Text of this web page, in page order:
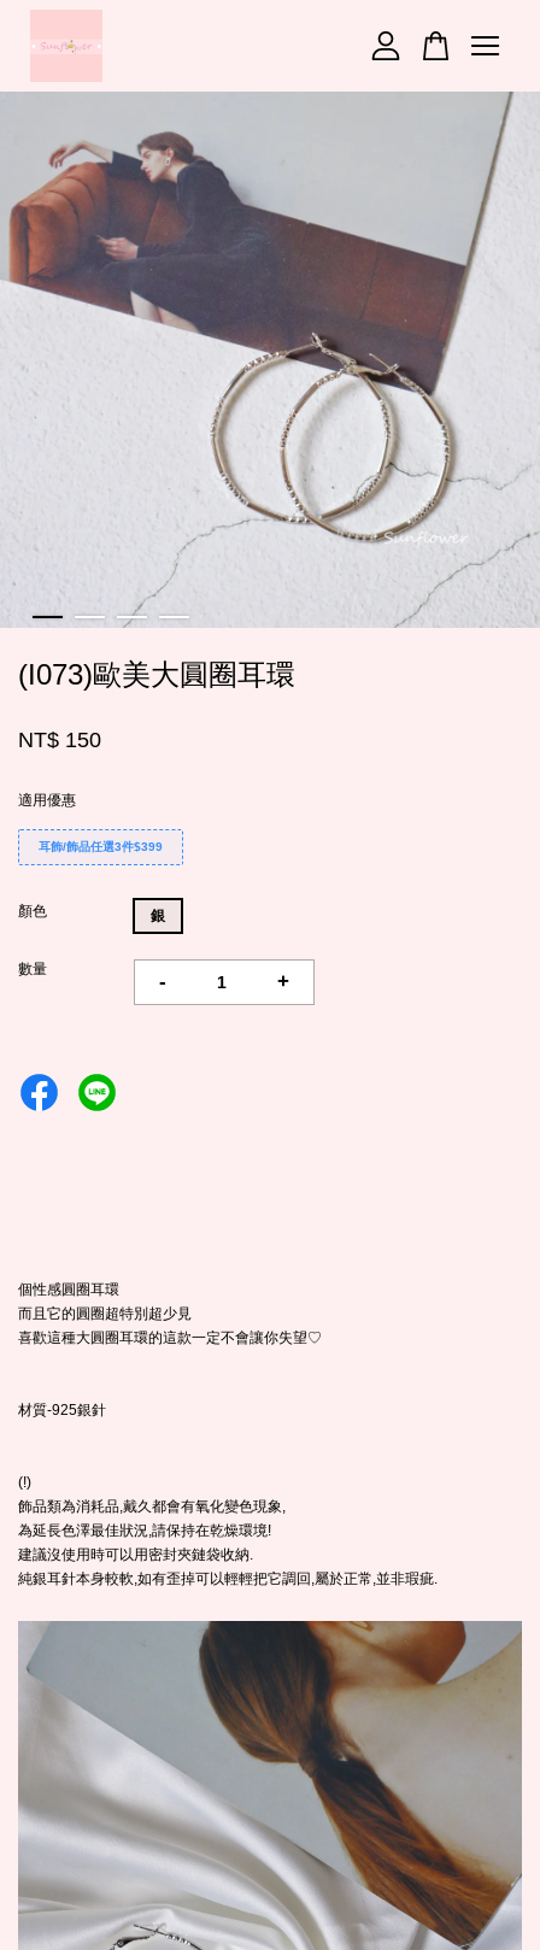
(I073)歐美大圓圈耳環
NT$ 150
適用優惠
耳飾/飾品任選3件$399
顏色 銀
數量
- +
個性感圓圈耳環
而且它的圓圈超特別超少見
喜歡這種大圓圈耳環的這款一定不會讓你失望♡
材質-925銀針
(!)
飾品類為消耗品,戴久都會有氧化變色現象,
為延長色澤最佳狀況,請保持在乾燥環境!
建議沒使用時可以用密封夾鏈袋收納.
純銀耳針本身較軟,如有歪掉可以輕輕把它調回,屬於正常,並非瑕疵.
您的購物車目前還是空的。
繼續購物